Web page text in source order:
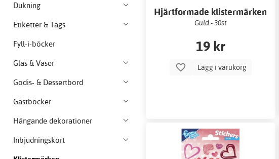
Dukning
Etiketter & Tags
Fyll-i-böcker
Glas & Vaser
Godis- & Dessertbord
Gästböcker
Hängande dekorationer
Inbjudningskort
Hjärtformade klistermärken
Guld - 30st
19 kr
Lägg i varukorg